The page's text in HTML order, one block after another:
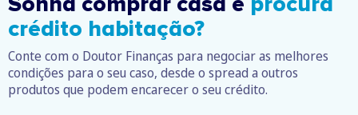
crédito habitação?
Conte com o Doutor Finanças para negociar as melhores
condições para o seu caso, desde o spread a outros
produtos que podem encarecer o seu crédito.